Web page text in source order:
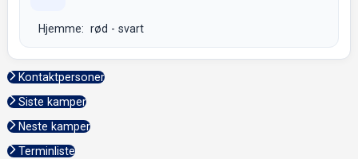
Hjemme: rød - svart
Kontaktpersoner
Siste kamper
Neste kamper
Terminliste